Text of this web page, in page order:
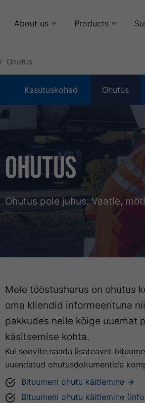
About us Products
Ohutus
Kasutuskohad Ohutus
Ohutus
Ohutus pole juhus. Vaatle,
Meie tööstusharus on ohutus
oma kliendid informeerituna
pakkudes neile kõige uuemat
käsitsemise kohta.
Kui soovite saada lisateavet
uuendatud ohutusdokumentide
Bituumeni ohutu käitlemine
Bituumeni ohutu käitlemine